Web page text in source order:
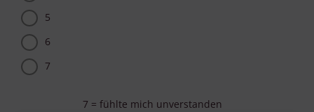
5
6
7
7 = fühlte mich unverstanden